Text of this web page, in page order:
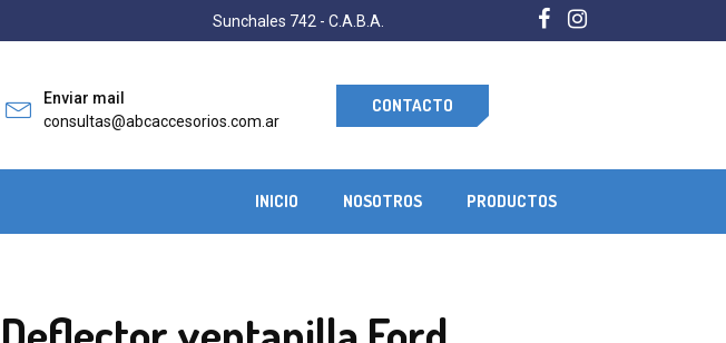
Sunchales 742 - C.A.B.A.
Enviar mail
consultas@abcaccesorios.com.ar
CONTACTO
INICIO NOSOTROS PRODUCTOS